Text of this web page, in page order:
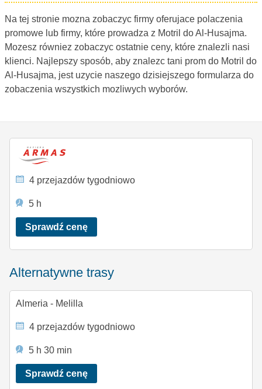
Na tej stronie mozna zobaczyc firmy oferujace polaczenia
promowe lub firmy, które prowadza z Motril do Al-Husajma.
Mozesz równiez zobaczyc ostatnie ceny, które znalezli nasi
klienci. Najlepszy sposób, aby znalezc tani prom do Motril do
Al-Husajma, jest uzycie naszego dzisiejszego formularza do
zobaczenia wszystkich mozliwych wyborów.
4 przejazdów tygodniowo
5 h
Sprawdź cenę
Alternatywne trasy
Almeria - Melilla
4 przejazdów tygodniowo
5 h 30 min
Sprawdź cenę